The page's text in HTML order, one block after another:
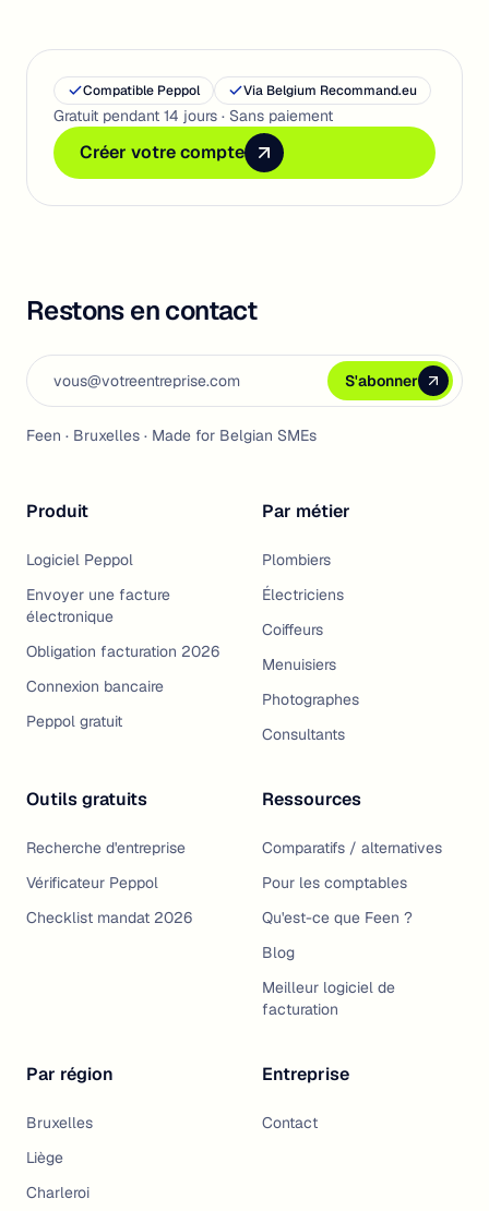
Compatible Peppol Via Belgium Recommand.eu
Gratuit pendant 14 jours · Sans paiement
Créer votre compte
Créer votre compte
Créer votre compte
Restons en contact
Email address
S'abonner
S'abonner
Feen · Bruxelles · Made for Belgian SMEs
Produit
Logiciel Peppol
Envoyer une facture
électronique
Obligation facturation 2026
Connexion bancaire
Peppol gratuit
Par métier
Plombiers
Électriciens
Coiffeurs
Menuisiers
Photographes
Consultants
Outils gratuits
Recherche d'entreprise
Vérificateur Peppol
Checklist mandat 2026
Ressources
Comparatifs / alternatives
Pour les comptables
Qu'est-ce que Feen ?
Blog
Meilleur logiciel de
facturation
Par région
Bruxelles
Liège
Charleroi
Entreprise
Contact